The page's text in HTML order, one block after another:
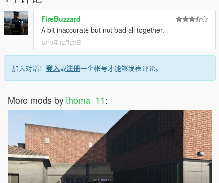
FireBuzzard
A bit inaccurate but not bad all together.
2019年12月29日
加入对话！ 登入或注册一个帐号才能够发表评论。
More mods bythoma_11: